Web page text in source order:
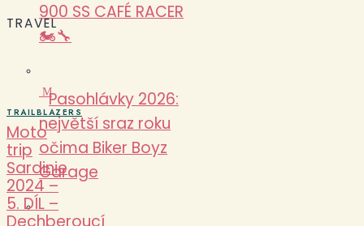
900 SS CAFÉ RACER
🏍️🔧
Pasohlávky 2026:
největší sraz roku
očima Biker Boyz
Garage
TRAVEL
M
TRAILBLAZERS
Moto
trip
Sardinie
2024 –
5. DÍL –
Dechberoucí